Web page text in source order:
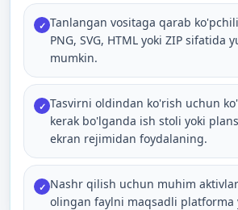
✓ Tanlangan vositaga qarab
PNG, SVG, HTML yoki ZIP sifatida
mumkin.
✓ Tasvirni oldindan ko'rish uchun
kerak bo'lganda ish stoli yoki
ekran rejimidan foydalaning.
✓ Nashr qilish uchun muhim
olingan faylni maqsadli platforma